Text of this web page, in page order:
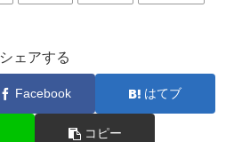
シェアする
Facebook はてブ
コピー